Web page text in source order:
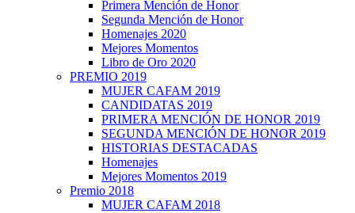
Primera Mención de Honor
Segunda Mención de Honor
Homenajes 2020
Mejores Momentos
Libro de Oro 2020
PREMIO 2019
MUJER CAFAM 2019
CANDIDATAS 2019
PRIMERA MENCIÓN DE HONOR 2019
SEGUNDA MENCIÓN DE HONOR 2019
HISTORIAS DESTACADAS
Homenajes
Mejores Momentos 2019
Premio 2018
MUJER CAFAM 2018